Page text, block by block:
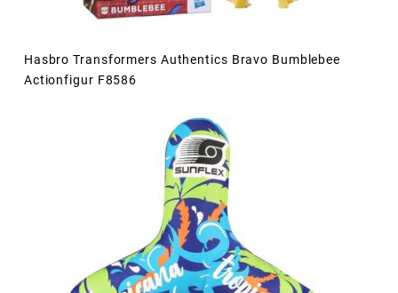
Hasbro Transformers Authentics Bravo Bumblebee
Actionfigur F8586